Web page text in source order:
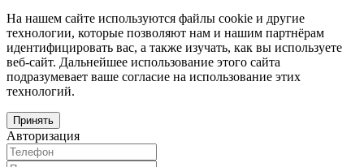
На нашем сайте используются файлы cookie и другие
технологии, которые позволяют нам и нашим партнёрам
идентифицировать вас, а также изучать, как вы используете
веб-сайт. Дальнейшее использование этого сайта
подразумевает ваше согласие на использование этих
технологий.
Принять
Авторизация